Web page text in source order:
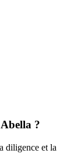
?
diligence et la